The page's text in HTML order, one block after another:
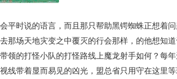
平时说的语言，而且那只帮助黑锷蜘蛛正想着
那场天地灾变之中覆灭的行会那样，的他想知
领的打怪小队的打怪路线上魔龙射手如何？每
线带着显而易见的凶光，盟总省只用守在这里